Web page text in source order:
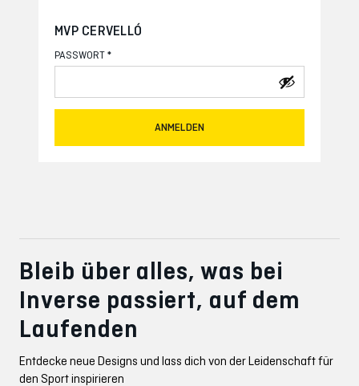
MVP CERVELLÓ
PASSWORT *
ANMELDEN
Bleib über alles, was bei
Inverse passiert, auf dem
Laufenden
Entdecke neue Designs und lass dich von der Leidenschaft für
den Sport inspirieren